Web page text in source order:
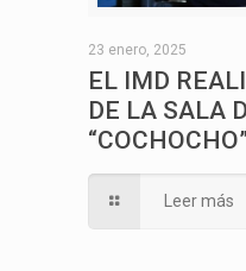
23 enero, 2025
EL IMD
DE LA SALA
Leer más